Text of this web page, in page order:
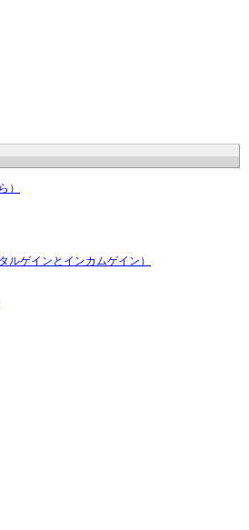
）
ルゲインとインカムゲイン）